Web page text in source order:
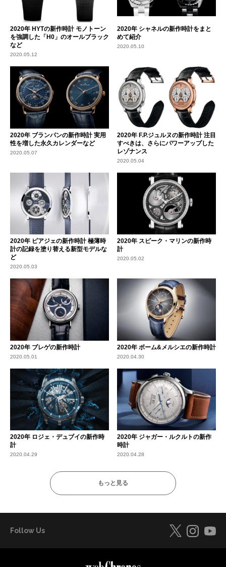
2020年 HYTの新作時計 モノトーン
を強調した「H0」のオールブラック
など
2020.05.12
2020年 シャネルの新作時計をまと
めて紹介
2020.05.10
2020年 ブランパンの新作時計 実用
性を増した永久カレンダーなど
2020.05.07
2020年 F.P.ジュルヌの新作時計 注目
すべきは、さらにパワーアップした
レゾナンス
2020.05.04
2020年 ピアジェの新作時計 極薄時
計の記録を塗り替える新型モデルな
ど
2020.05.03
2020年 スピーク・マリンの新作時
計
2020.05.02
2020年 ブレゲの新作時計
2020.05.01
2020年 ボーム&メルシエの新作時計
2020.04.30
2020年 ロジェ・デュブイの新作時
計
2020.04.29
2020年 ジャガー・ルクルトの新作
時計
2020.04.28
もっと見る
Follow Us